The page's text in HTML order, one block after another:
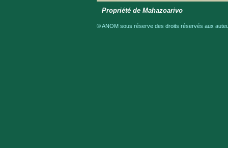
Propriété de Mahazoarivo
© ANOM sous réserve des droits réservés aux